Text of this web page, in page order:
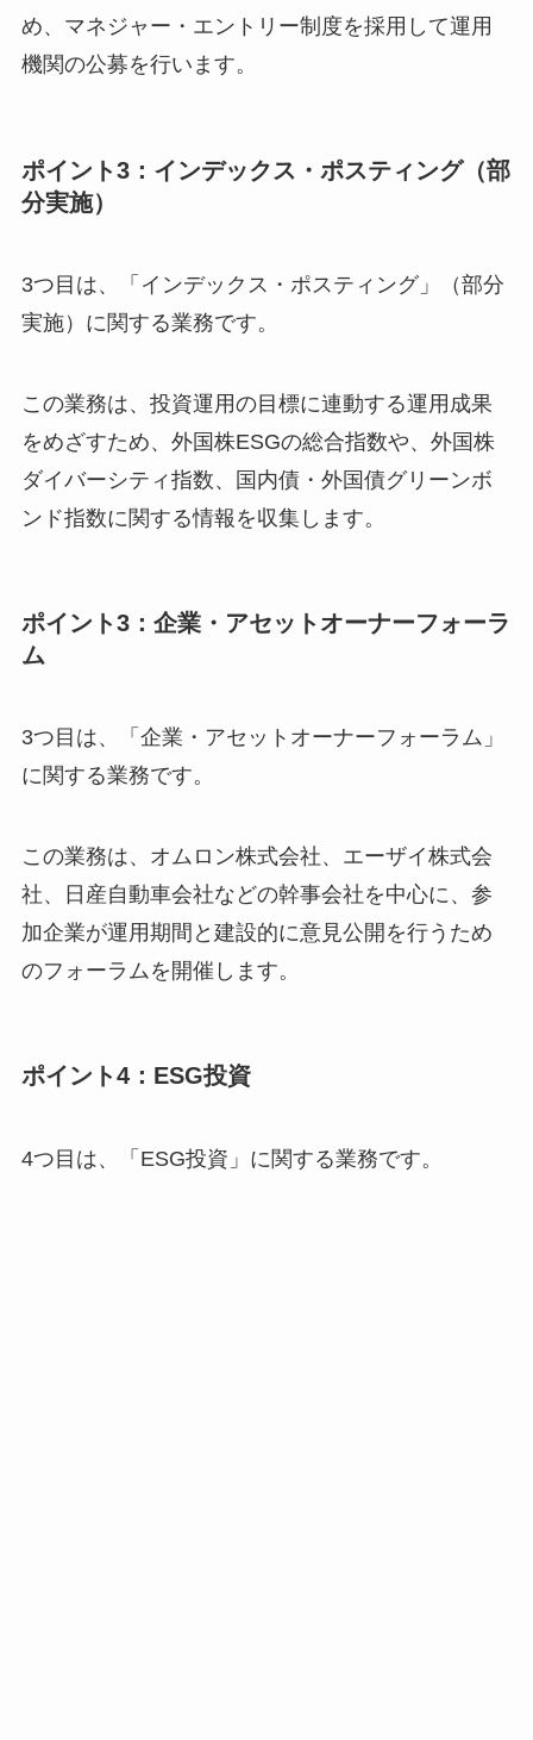
め、マネジャー・エントリー制度を採用して運用
機関の公募を行います。
ポイント3：インデックス・ポスティング（部
分実施）
3つ目は、「インデックス・ポスティング」（部分
実施）に関する業務です。
この業務は、投資運用の目標に連動する運用成果
をめざすため、外国株ESGの総合指数や、外国株
ダイバーシティ指数、国内債・外国債グリーンボ
ンド指数に関する情報を収集します。
ポイント3：企業・アセットオーナーフォーラ
ム
3つ目は、「企業・アセットオーナーフォーラム」
に関する業務です。
この業務は、オムロン株式会社、エーザイ株式会
社、日産自動車会社などの幹事会社を中心に、参
加企業が運用期間と建設的に意見公開を行うため
のフォーラムを開催します。
ポイント4：ESG投資
4つ目は、「ESG投資」に関する業務です。